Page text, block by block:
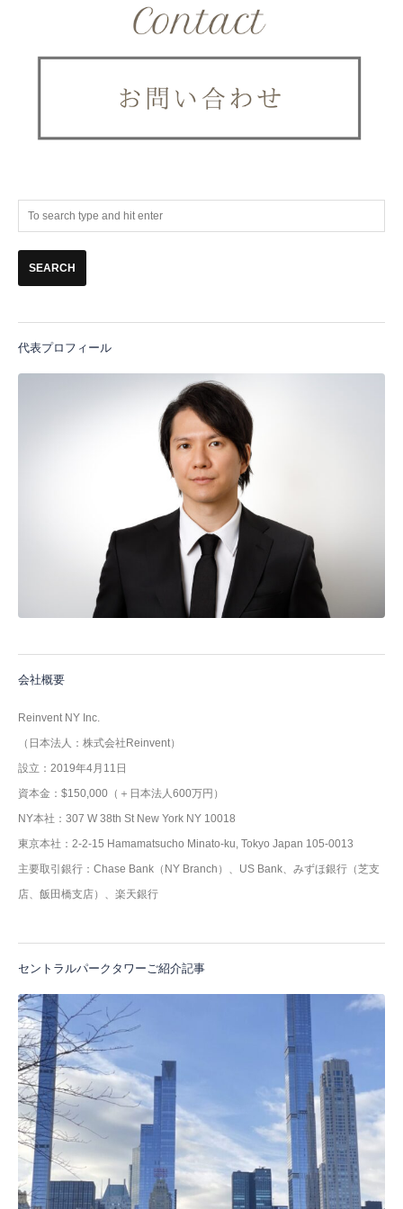
代表プロフィール
会社概要
Reinvent NY Inc.
（日本法人：株式会社Reinvent）
設立：2019年4月11日
資本金：$150,000（＋日本法人600万円）
NY本社：307 W 38th St New York NY 10018
東京本社：2-2-15 Hamamatsucho Minato-ku, Tokyo Japan 105-0013
主要取引銀行：Chase Bank（NY Branch）、US Bank、みずほ銀行（芝支
店、飯田橋支店）、楽天銀行
セントラルパークタワーご紹介記事